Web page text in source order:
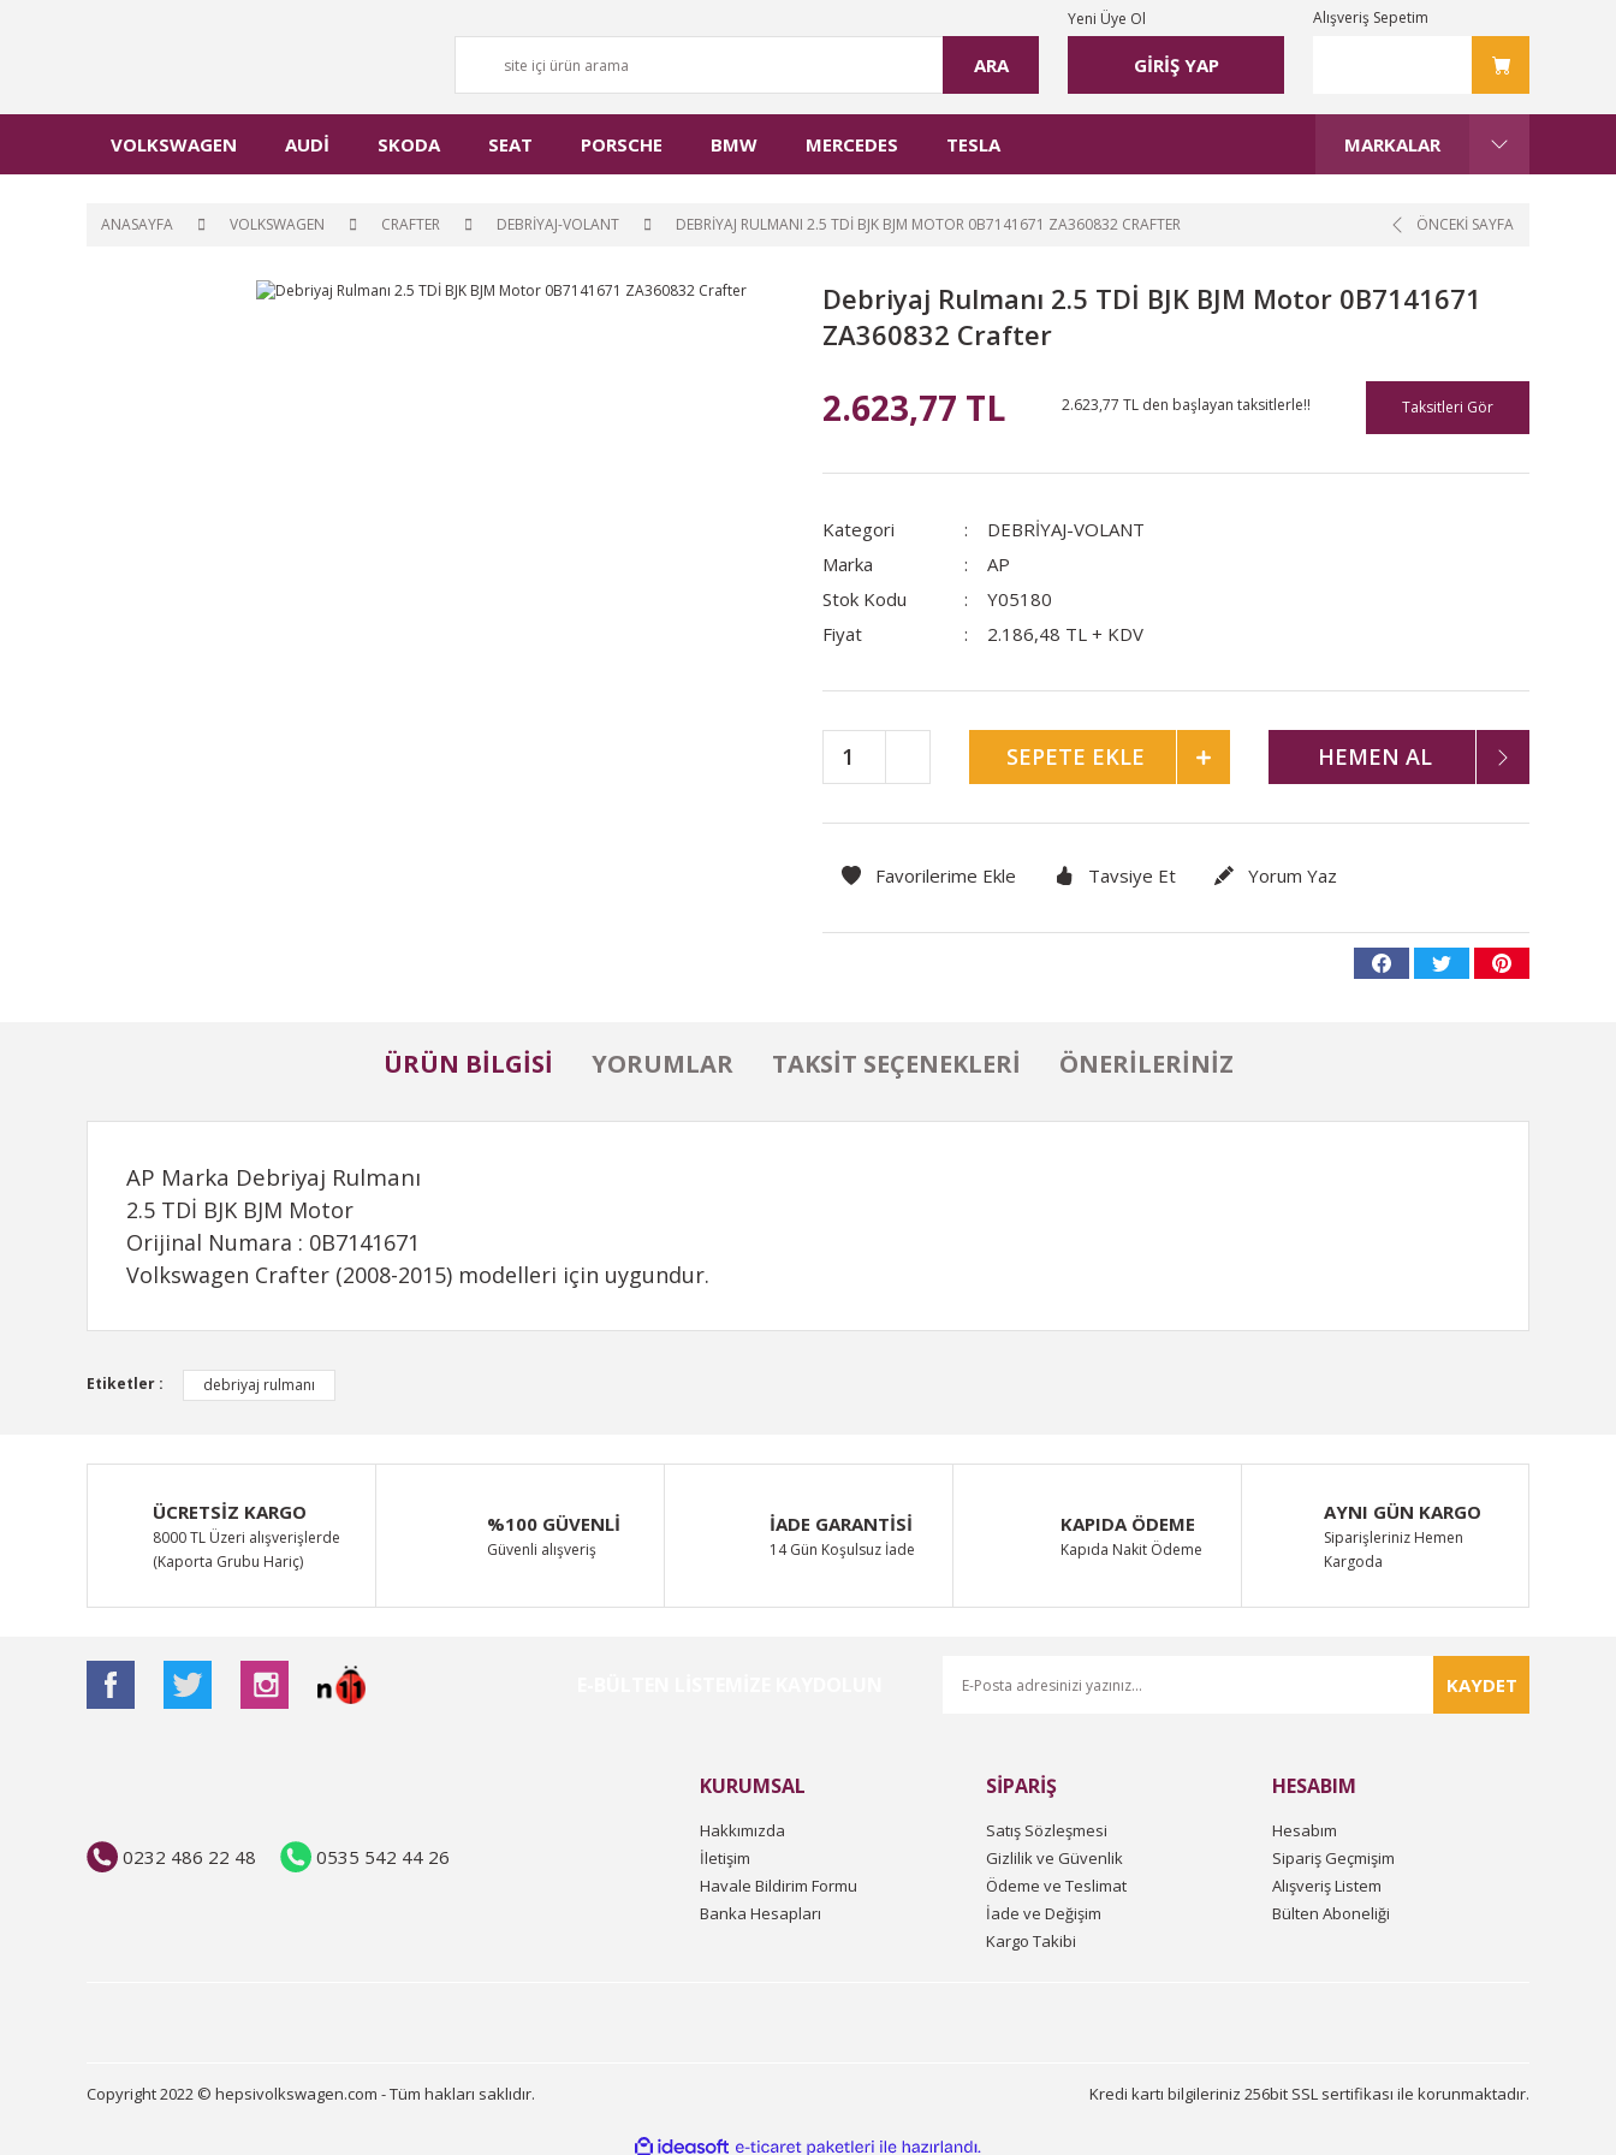
ARA GİRİŞ YAP
Yeni Üye Ol Alışveriş Sepetim
VOLKSWAGEN AUDİ SKODA SEAT PORSCHE BMW MERCEDES TESLA MARKALAR
ANASAYFA VOLKSWAGEN CRAFTER DEBRİYAJ-VOLANT DEBRIYAJ RULMANI 2.5 TDİ BJK BJM MOTOR 0B7141671 ZA360832 CRAFTER ÖNCEKİ SAYFA
Debriyaj Rulmanı 2.5 TDİ BJK BJM Motor 0B7141671
ZA360832 Crafter
2.623,77 TL 2.623,77 TL den başlayan taksitlerle!! Taksitleri Gör
Kategori
DEBRİYAJ-VOLANT
Marka
AP
Stok Kodu
Y05180
Fiyat
2.186,48 TL + KDV
SEPETE EKLE HEMEN AL
Tavsiye Et Yorum Yaz
ÜRÜN BILGISI YORUMLAR TAKSIT SEÇENEKLERI ÖNERILERINIZ
AP Marka Debriyaj Rulmanı
2.5 TDİ BJK BJM Motor
Orijinal Numara : 0B7141671
Volkswagen Crafter (2008-2015) modelleri için uygundur.
Bu ürünün fiyat bilgisi, resim, ürün açıklamalarında ve diğer konularda yetersiz gördüğünüz noktaları öneri formunu kullanarak tarafımıza iletebilirsiniz.
Görüş ve önerileriniz için teşekkür ederiz.
Ürün resmi kalitesiz, bozuk veya görüntülenemiyor.
Ürün açıklamasında eksik bilgiler bulunuyor.
Ürün bilgilerinde hatalar bulunuyor.
Ürün fiyatı diğer sitelerden daha pahalı.
Etiketler : debriyaj rulmanı
ÜCRETSİZ KARGO
8000 TL Üzeri alışverişlerde
(Kaporta Grubu Hariç)
%100 GÜVENLİ
Güvenli alışveriş
İADE GARANTİSİ
14 Gün Koşulsuz İade
KAPIDA ÖDEME
Kapıda Nakit Ödeme
AYNI GÜN KARGO
Siparişleriniz Hemen
Kargoda
KAYDET
0232 486 22 48 0535 542 44 26
KURUMSAL
Hakkımızda
İletişim
Havale Bildirim Formu
Banka Hesapları
SİPARİŞ
Satış Sözleşmesi
Gizlilik ve Güvenlik
Ödeme ve Teslimat
İade ve Değişim
Kargo Takibi
HESABIM
Hesabım
Sipariş Geçmişim
Alışveriş Listem
Bülten Aboneliği
Copyright 2022 © hepsivolkswagen.com - Tüm hakları saklıdır. Kredi kartı bilgileriniz 256bit SSL sertifikası ile korunmaktadır.
ideasoft e-